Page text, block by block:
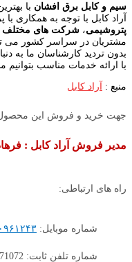
سیم و کابل برق افشان با
آراد کابل با توجه به
پتروشیمی، شرکت های مختلف
مشتریان در سراسر کشور می
بدون تردید کارشناسان ما به
با ارائه خدمات مناسب بتوانیم
منبع : آراد کابل
جهت خرید و فروش این محصول
مدیر فروش آراد کابل :
راه های ارتباطی:
شماره موبایل:
شماره تلفن ثابت: 02136871072 – 02136871294